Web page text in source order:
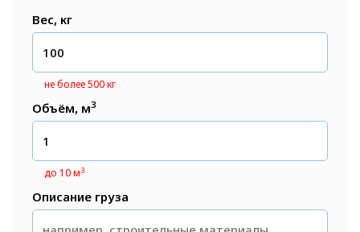
Вес, кг
не более 500 кг
Объём, м3
до 10 м3
Описание груза